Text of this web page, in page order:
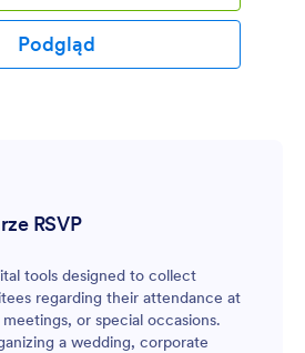
i zarządzać
problemów. Ten szablon
zbiera podstawowe
Podgląd
RSVP
tools designed to collect
regarding their attendance at
or special occasions.
a wedding, corporate